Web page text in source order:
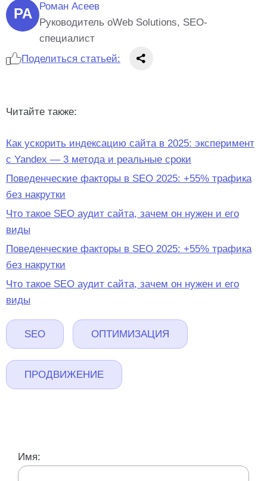
Поделиться статьей:
РА
Роман Асеев
Руководитель oWeb Solutions, SEO-
специалист
Читайте также:
Как ускорить индексацию сайта в 2025: эксперимент
с Yandex — 3 метода и реальные сроки
Поведенческие факторы в SEO 2025: +55% трафика
без накрутки
Что такое SEO аудит сайта, зачем он нужен и его
виды
Поведенческие факторы в SEO 2025: +55% трафика
без накрутки
Что такое SEO аудит сайта, зачем он нужен и его
виды
SEO ОПТИМИЗАЦИЯ
ПРОДВИЖЕНИЕ
Имя: